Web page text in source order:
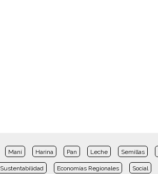
Maní Harina Pan Leche Semillas
Sustentabilidad Economías Regionales Social